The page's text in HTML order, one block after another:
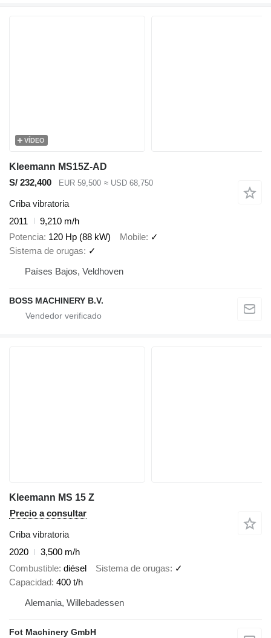
VÍDEO
Kleemann MS15Z-AD
S/ 232,400
EUR 59,500 ≈ USD 68,750
Criba vibratoria
2011
9,210 m/h
Potencia 120 Hp (88 kW) Mobile ✓
Sistema de orugas
✓
Países Bajos, Veldhoven
BOSS MACHINERY B.V.
Kleemann MS 15 Z
Precio a consultar
Criba vibratoria
2020
3,500 m/h
Combustible diésel Sistema de orugas
✓
Capacidad 400 t/h
Alemania, Willebadessen
Fot Machinery GmbH